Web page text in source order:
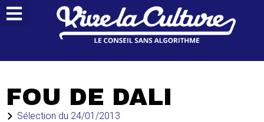
FOU DE DALI
Sélection du 24/01/2013